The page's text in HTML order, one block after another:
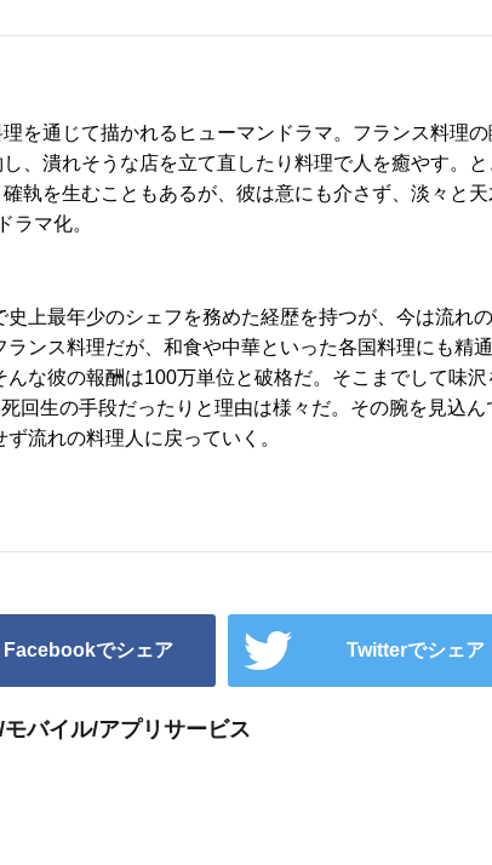
を通じて描かれるヒューマンドラマ。フランス料理
、潰れそうな店を立て直したり料理で人を癒やす。
執を生むこともあるが、彼は意にも介さず、淡々と
ラマ化。
上最年少のシェフを務めた経歴を持つが、今は流れ
ンス料理だが、和食や中華といった各国料理にも精
な彼の報酬は100万単位と破格だ。そこまでして味沢
回生の手段だったりと理由は様々だ。その腕を見込
流れの料理人に戻っていく。
Facebookでシェア Twitterでシェア
バイル/アプリサービス